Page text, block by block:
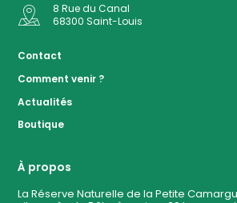
8 Rue du Canal
68300 Saint-Louis
Contact
Comment venir ?
Actualités
Boutique
À propos
La Réserve Naturelle de la Petite